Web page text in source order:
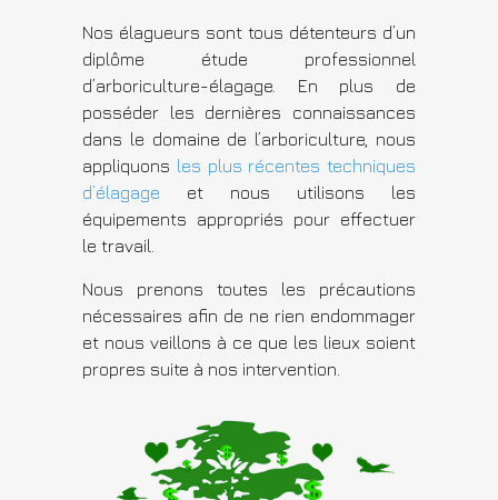
Nos élagueurs sont tous détenteurs d’un
diplôme étude professionnel
d’arboriculture-élagage. En plus de
posséder les dernières connaissances
dans le domaine de l’arboriculture, nous
appliquons les plus récentes techniques
d’élagage et nous utilisons les
équipements appropriés pour effectuer
le travail.
Nous prenons toutes les précautions
nécessaires afin de ne rien endommager
et nous veillons à ce que les lieux soient
propres suite à nos intervention.